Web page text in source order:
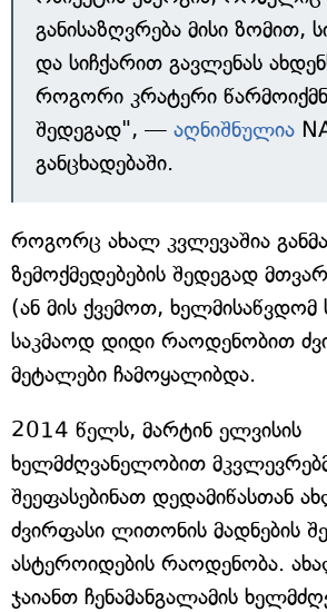
განისაზღვრება მისი ზომით,
და სიჩქარით გავლენას
როგორი კრატერი
შედეგად", — აღნიშნულია
განცხადებაში.
როგორც ახალ კვლევაშია
ზემოქმედებების შედეგად
(ან მის ქვემოთ, ხელმისაწვდომ
საკმაოდ დიდი რაოდენობით
მეტალები ჩამოყალიბდა.
2014 წელს, მარტინ ელვისის
ხელმძღვანელობით
შეეფასებინათ დედამიწასთან
ძვირფასი ლითონის მადნების
ასტეროიდების რაოდენობა.
ჯაიანთ ჩენამანგალამის